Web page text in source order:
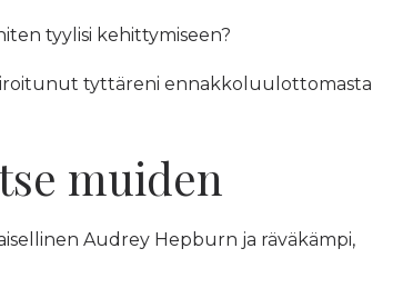
tyylisi kehittymiseen?
tyttäreni ennakkoluulottomasta
muiden
Audrey Hepburn ja räväkämpi,